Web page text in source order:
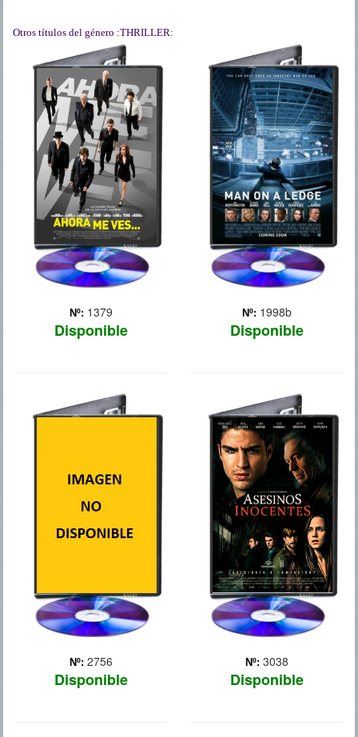
Otros títulos del género :THRILLER:
Nº: 1379
Disponible
AHORA ME VES
Un equipo del FBI debe
enfrentarse a una banda
de criminales expertos en
magia que se dedican a
atracar bancos. Son "los
cuatro jinetes”, un grupo
formado por los mejores
ilusionistas del mu... Más
Nº: 1998b
Disponible
AL BORDE DEL
ABISMO
Nick Cassidy (Sam
Worthington), un antiguo
agente de policía, se
escapa de la cárcel y se
dirige al Hotel Roosevelt
de Nueva York. Al subirse a
la cornisa de uno de los
pisos más altos, pone...
Más
Nº: 2756
Disponible
La película sigue a Thomas
Carter (Mackie), un
que es misteriosamente
secuestrado por un
paciente trastornado, Angel
Sánchez (Whitaker), quien
Nº: 3038
Disponible
ASESINOS
INOCENTES
Cuenta la historia de
Francisco Garralda (Maxi
Iglesias), un joven
universitario que, viéndose
en una situación personal
muy comprometida, recibe
una oferta: matar a
Espinosa, su profesor de...
Más